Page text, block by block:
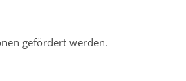
gefördert werden.